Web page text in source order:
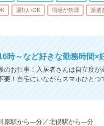
週払いOK 職場が禁煙 派遣
時～など好きな勤務時間×
お仕事！入居者さんは自立度が
！自宅にいながらスマホひとつ
原駅から---分／北俣駅から---分